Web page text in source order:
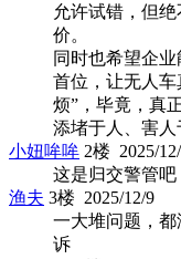
允许试错，但
价。
同时也希望企
首位，让无人车
烦”，毕竟，真
添堵于人、害人
小妞哞哞 2楼 2025/
这是归交警管
渔夫 3楼 2025/12/9
一大堆问题，
诉